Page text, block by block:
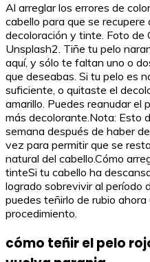
Al arreglar los errores de
cabello para que se
decoloración y tinte. Foto de
Unsplash2. Tiñe tu pelo
aquí, y sólo te faltan uno o
que deseabas. Si tu pelo es
suficiente, o quitaste el
amarillo. Puedes reanudar el
más decolorante.Nota: Esto
semana después de haber
vez para permitir que se
natural del cabello.Cómo
tinteSi tu cabello ha
logrado sobrevivir al período
puedes teñirlo de rubio
procedimiento.
cómo teñir el pelo